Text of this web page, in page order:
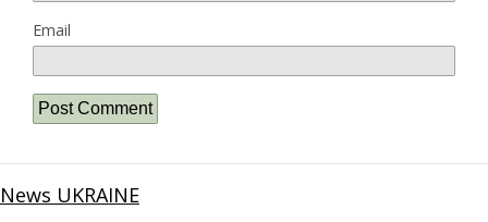
Email
News UKRAINE